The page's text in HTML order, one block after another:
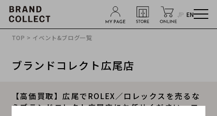
JP EN
TOP > イベント&ブログ一覧
ブランドコレクト広尾店
【高価買取】広尾でROLEX／ロレックスを売るな
らブランドコレクト広尾店にお任せください。エ